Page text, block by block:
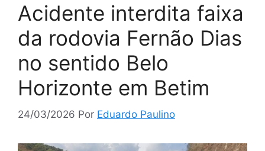
Acidente interdita faixa
da rodovia Fernão Dias
no sentido Belo
Horizonte em Betim
24/03/2026 Por Eduardo Paulino